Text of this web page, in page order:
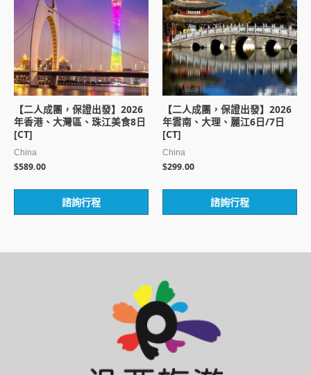
【二人成團，保證出發】2026
年香港、大灣區、珠江美食8日
[CT]
China
$589.00
評
滿
諮詢行程
【二人成團，保證出發】2026
年雲南、大理、麗江6日/7日
[CT]
China
$299.00
評
滿
諮詢行程